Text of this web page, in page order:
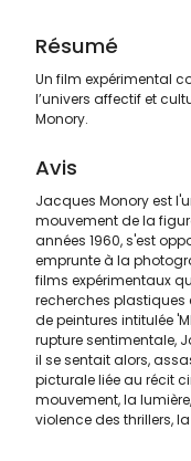
Résumé
Un film expérimental
l’univers affectif et
Monory.
Avis
Jacques Monory est
mouvement de la
années 1960, s'est
emprunte à la
films expérimentaux
recherches plastiques
de peintures intitulée
rupture sentimentale,
il se sentait alors,
picturale liée au récit
mouvement, la
violence des thrillers,